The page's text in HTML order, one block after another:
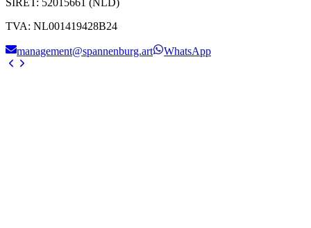
SIRET: 52015661 (NLD)
TVA: NL001419428B24
management@spannenburg.art WhatsApp